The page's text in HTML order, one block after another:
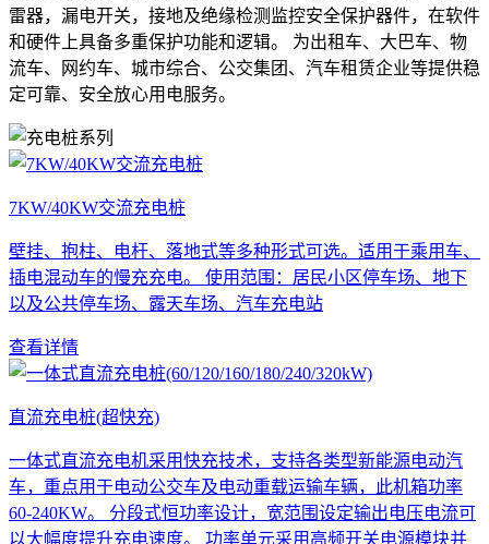
雷器，漏电开关，接地及绝缘检测监控安全保护器件，在软件
和硬件上具备多重保护功能和逻辑。 为出租车、大巴车、物
流车、网约车、城市综合、公交集团、汽车租赁企业等提供稳
定可靠、安全放心用电服务。
7KW/40KW交流充电桩
壁挂、抱柱、电杆、落地式等多种形式可选。适用于乘用车、
插电混动车的慢充充电。 使用范围：居民小区停车场、地下
以及公共停车场、露天车场、汽车充电站
查看详情
直流充电桩(超快充)
一体式直流充电机采用快充技术，支持各类型新能源电动汽
车，重点用于电动公交车及电动重载运输车辆，此机箱功率
60-240KW。 分段式恒功率设计，宽范围设定输出电压电流可
以大幅度提升充电速度。 功率单元采用高频开关电源模块并